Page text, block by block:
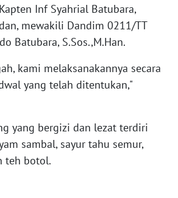
Inf Syahrial Batubara,
mewakili Dandim 0211/TT
Batubara, S.Sos.,M.Han.
kami melaksanakannya secara
yang telah ditentukan,"
yang bergizi dan lezat terdiri
sambal, sayur tahu semur,
teh botol.